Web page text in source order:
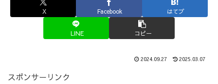
X Facebook はてブ
LINE コピー
2024.09.27 2025.03.07
スポンサーリンク